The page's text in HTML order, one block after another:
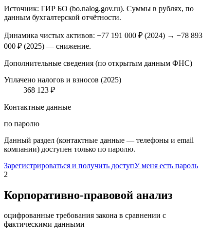
Источник: ГИР БО (bo.nalog.gov.ru). Суммы в рублях, по
данным бухгалтерской отчётности.
Динамика чистых активов: −77 191 000 ₽ (2024) → −78 893
000 ₽ (2025) — снижение.
Дополнительные сведения (по открытым данным ФНС)
Уплачено налогов и взносов (2025)
368 123 ₽
Контактные данные
по паролю
Данный раздел (контактные данные — телефоны и email
компании) доступен только по паролю.
Зарегистрироваться и получить доступУ меня есть пароль
2
Корпоративно-правовой анализ
оцифрованные требования закона в сравнении с
фактическими данными